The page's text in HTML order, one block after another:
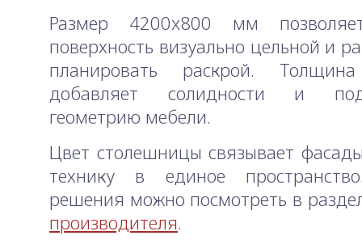
Размер 4200x800 мм
поверхность визуально цельной и
планировать раскрой.
добавляет солидности и
геометрию мебели.
Цвет столешницы связывает
технику в единое
решения можно посмотреть в
производителя.